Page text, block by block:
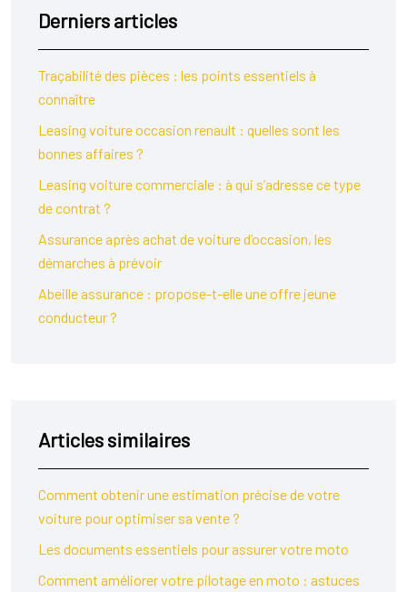
Derniers articles
Traçabilité des pièces : les points essentiels à
connaître
Leasing voiture occasion renault : quelles sont les
bonnes affaires ?
Leasing voiture commerciale : à qui s’adresse ce type
de contrat ?
Assurance après achat de voiture d’occasion, les
démarches à prévoir
Abeille assurance : propose-t-elle une offre jeune
conducteur ?
Articles similaires
Comment obtenir une estimation précise de votre
voiture pour optimiser sa vente ?
Les documents essentiels pour assurer votre moto
Comment améliorer votre pilotage en moto : astuces